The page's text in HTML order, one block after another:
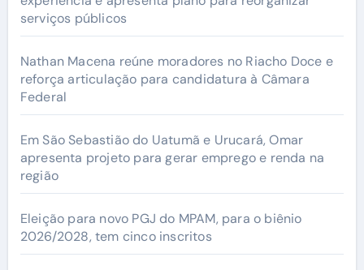
serviços públicos
Nathan Macena reúne moradores no Riacho Doce e
reforça articulação para candidatura à Câmara
Federal
Em São Sebastião do Uatumã e Urucará, Omar
apresenta projeto para gerar emprego e renda na
região
Eleição para novo PGJ do MPAM, para o biênio
2026/2028, tem cinco inscritos